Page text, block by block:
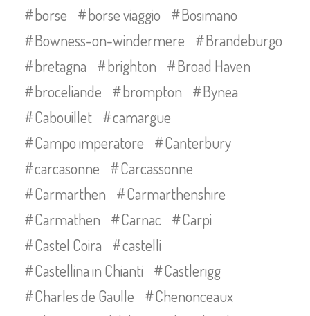
borse
borse viaggio
Bosimano
Bowness-on-windermere
Brandeburgo
bretagna
brighton
Broad Haven
broceliande
brompton
Bynea
Cabouillet
camargue
Campo imperatore
Canterbury
carcasonne
Carcassonne
Carmarthen
Carmarthenshire
Carmathen
Carnac
Carpi
Castel Coira
castelli
Castellina in Chianti
Castlerigg
Charles de Gaulle
Chenonceaux